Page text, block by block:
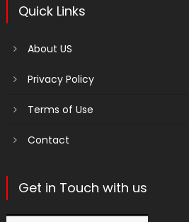
Quick Links
About US
Privacy Policy
Terms of Use
Contact
Get in Touch with us